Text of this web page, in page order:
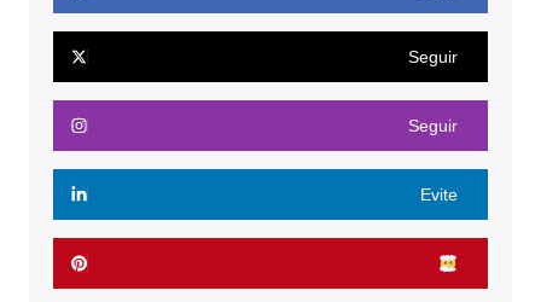
Seguir
Seguir
Evite